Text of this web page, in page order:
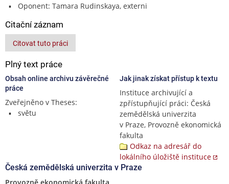
Oponent: Tamara Rudinskaya, externi
Citační záznam
Citovat tuto práci
Plný text práce
Obsah online archivu závěrečné
práce
Zveřejněno v Theses:
světu
Jak jinak získat přístup k textu
Instituce archivující a
zpřístupňující práci: Česká
zemědělská univerzita
v Praze, Provozně ekonomická
fakulta
Odkaz na adresář do
lokálního úložiště instituce
Česká zemědělská univerzita v Praze
Provozně ekonomická fakulta